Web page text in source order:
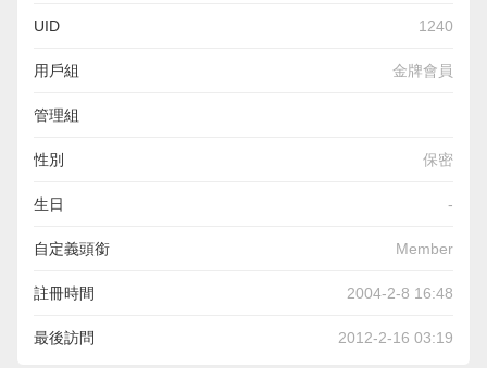
UID 1240
用戶組 金牌會員
管理組
性別 保密
生日 -
自定義頭銜 Member
註冊時間 2004-2-8 16:48
最後訪問 2012-2-16 03:19